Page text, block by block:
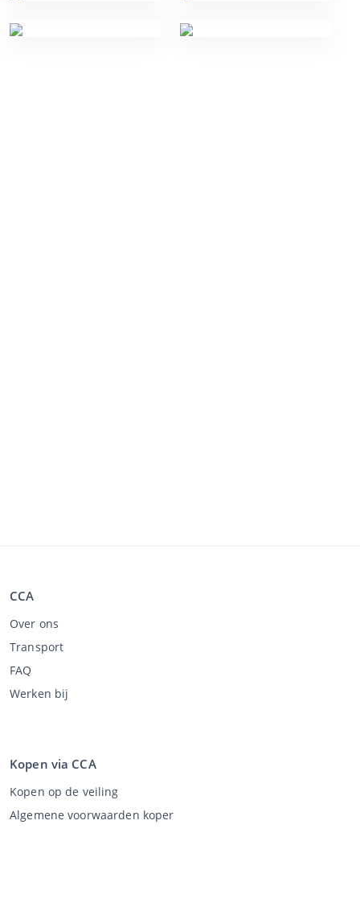
CCA
Over ons
Transport
FAQ
Werken bij
Kopen via CCA
Kopen op de veiling
Algemene voorwaarden koper